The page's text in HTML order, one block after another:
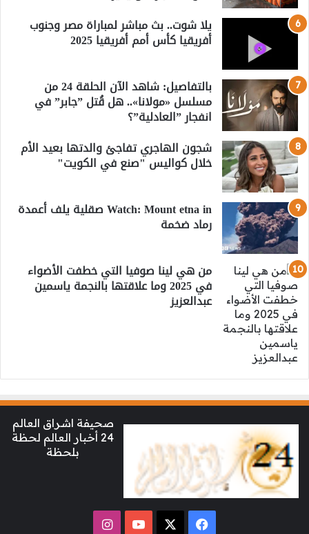
يلا شوت.. بث مباشر لمباراة مصر وجنوب
أفريقيا كأس أمم أفريقيا 2025
بالتفاصيل: شاهد الآن الحلقة 24 من
مسلسل «مولانا».. هل قُتل ”جابر” في
انفجار ”العادلية”؟
شجون الهاجري تفاجئ والدتها بعيد الأم
خلال كواليس "صنع في الكويت"
Watch: Mount etna in صقلية يلف أعمدة
رماد ضخمة
من هي لينا صوفيا التي خطفت الأضواء
في 2025 وما علاقتها بالنجمة ياسمين
عبدالعزيز
صحيفة اشراق العالم
24 أخبار العالم لحظة
بلحظة
فيسبوك ‫YouTubeانستقرام